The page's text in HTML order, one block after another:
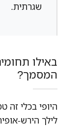
שגרתית.
באילו
המסמך?
היופי בכלי זה
לילך הירש-